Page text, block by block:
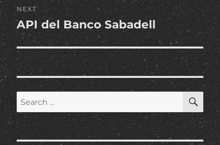
NEXT
Next
post:
API del Banco Sabadell
Search
for: